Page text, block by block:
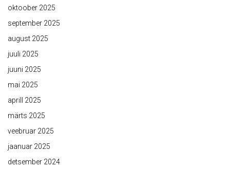
oktoober 2025
september 2025
august 2025
juuli 2025
juuni 2025
mai 2025
aprill 2025
märts 2025
veebruar 2025
jaanuar 2025
detsember 2024